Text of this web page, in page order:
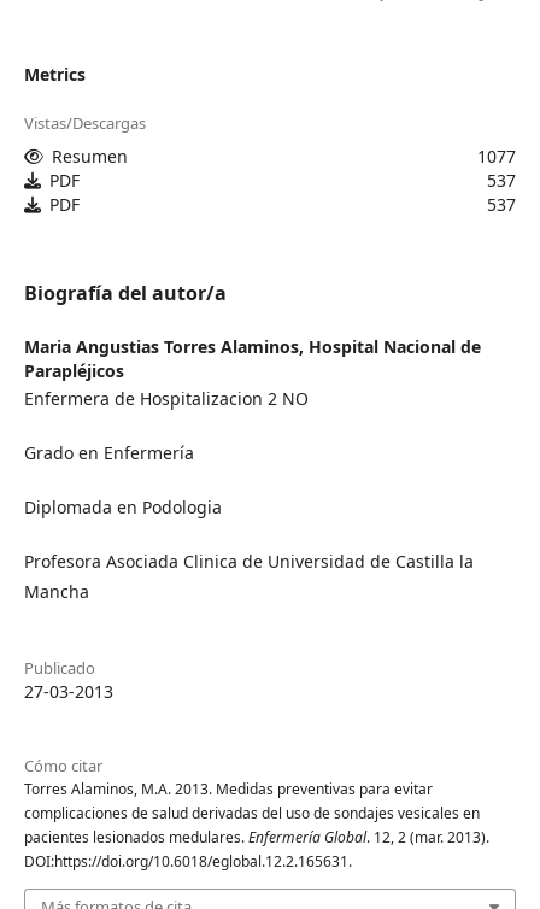
Metrics
Vistas/Descargas
Resumen
1077
PDF
537
PDF
537
Biografía del autor/a
Maria Angustias Torres Alaminos, Hospital Nacional de
Parapléjicos
Enfermera de Hospitalizacion 2 NO
Grado en Enfermería
Diplomada en Podologia
Profesora Asociada Clinica de Universidad de Castilla la
Mancha
Publicado
27-03-2013
Cómo citar
Torres Alaminos, M.A. 2013. Medidas preventivas para evitar
complicaciones de salud derivadas del uso de sondajes vesicales en
pacientes lesionados medulares.Enfermería Global. 12, 2 (mar. 2013).
DOI:https://doi.org/10.6018/eglobal.12.2.165631.